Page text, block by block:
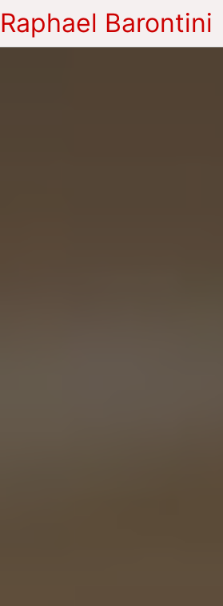
Raphael Barontini